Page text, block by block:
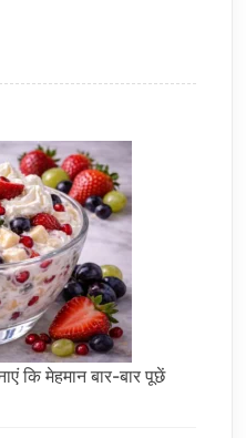
कि मेहमान बार-बार पूछें